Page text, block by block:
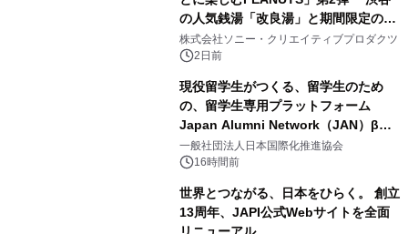
の人気銭湯「改良湯」と期間限定のコ
ラボレーション サウナイキタイコラ
ボグッズも発売決定！
株式会社ソニー・クリエイティブプロダクツ
2日前
現役留学生がつくる、留学生のため
の、留学生専用プラットフォーム
Japan Alumni Network（JAN）β版
をリリース
一般社団法人日本国際化推進協会
16時間前
世界とつながる、日本をひらく。 創立
13周年、JAPI公式Webサイトを全面